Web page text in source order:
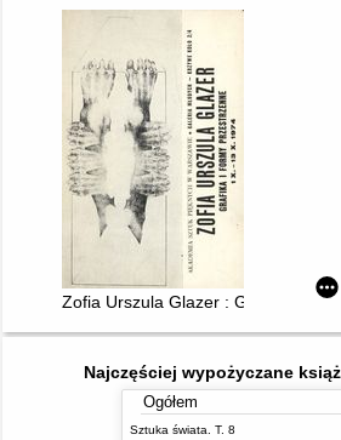
Zofia Urszula Glazer : Grafika i
Najczęściej wypożyczane
Ogółem
Sztuka świata. T. 8